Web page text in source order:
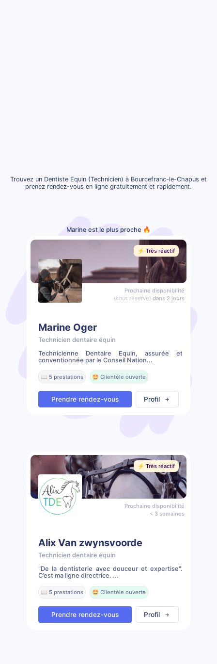
Trouvez un Dentiste Equin (Technicien) à Bourcefranc-le-Chapus et
prenez rendez-vous en ligne gratuitement et rapidement.
Marine est le plus proche 🔥
⚡️ Très réactif
Prochaine disponibilité
(sous réserve) dans 2 jours
Marine Oger
Technicien dentaire équin
Technicienne Dentaire Equin, assurée et
conventionnée par le Conseil Nation...
📖 5 prestations 🤩 Clientèle ouverte
Prendre rendez-vous Profil
⚡️ Très réactif
Prochaine disponibilité
< 3 semaines
Alix Van zwynsvoorde
Technicien dentaire équin
"De la dentisterie avec douceur et expertise".
C’est ma ligne directrice. ...
📖 5 prestations 🤩 Clientèle ouverte
Prendre rendez-vous Profil